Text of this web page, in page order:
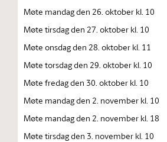
Møte mandag den 26. oktober kl. 10
Møte tirsdag den 27. oktober kl. 10
Møte onsdag den 28. oktober kl. 11
Møte torsdag den 29. oktober kl. 10
Møte fredag den 30. oktober kl. 10
Møte mandag den 2. november kl. 10
Møte mandag den 2. november kl. 18
Møte tirsdag den 3. november kl. 10